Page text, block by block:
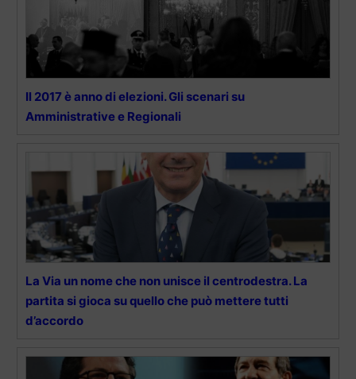
Il 2017 è anno di elezioni. Gli scenari su
Amministrative e Regionali
La Via un nome che non unisce il centrodestra. La
partita si gioca su quello che può mettere tutti
d’accordo